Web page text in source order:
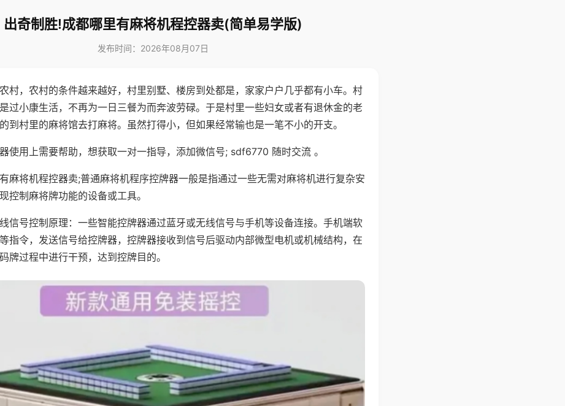
出奇制胜!成都哪里有麻将机程控器卖(简单易学版)
发布时间：2026年08月07日
村，农村的条件越来越好，村里别墅、楼房到处都是，家家户户几乎都有小车。村
过小康生活，不再为一日三餐为而奔波劳碌。于是村里一些妇女或者有退休金的老
到村里的麻将馆去打麻将。虽然打得小，但如果经常输也是一笔不小的开支。
使用上需要帮助，想获取一对一指导，添加微信号; sdf6770 随时交流 。
麻将机程控器卖;普通麻将机程序控牌器一般是指通过一些无需对麻将机进行复杂安
控制麻将牌功能的设备或工具。
信号控制原理：一些智能控牌器通过蓝牙或无线信号与手机等设备连接。手机端软
指令，发送信号给控牌器，控牌器接收到信号后驱动内部微型电机或机械结构，在
牌过程中进行干预，达到控牌目的。